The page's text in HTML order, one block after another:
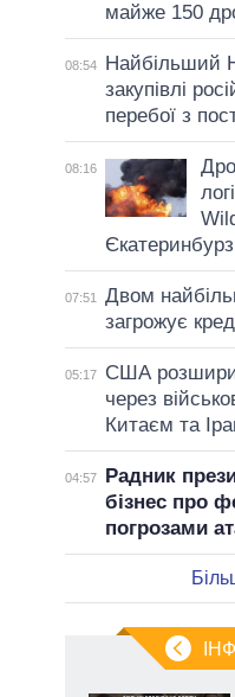
майже 150
08:54
Найбільший
закупівлі
перебої з
08:16
07:51
Двом
загрожує
05:17
США
через
Китаєм та
04:57
Радник
бізнес про
погрозами